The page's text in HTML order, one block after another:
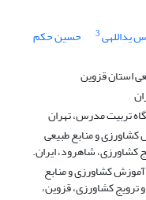
یداللهی3 حسین حکم
استان قزوین
تربیت مدرس، تهران
کشاورزی و منابع طبیعی
شاهرود، ایران.
کشاورزی و منابع
کشاورزی، قزوین،